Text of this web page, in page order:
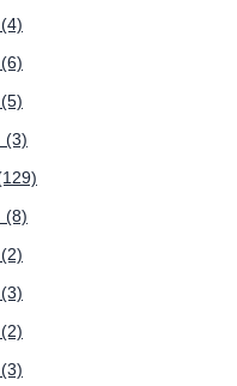
(3)
(8)